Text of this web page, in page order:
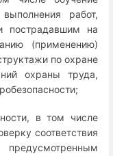
работ,
пострадавшим на
(применению)
по охране
охраны труда,
в том числе
соответствия